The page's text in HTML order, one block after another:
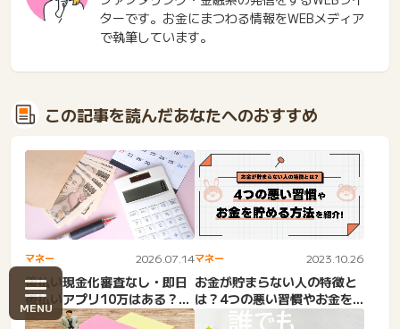
ターです。お金にまつわる情報をWEBメディア
で執筆しています。
この記事を読んだあなたへのおすすめ
マネー 2026.07.14
後払い現金化審査なし・即日
後払いアプリ10万はある？ツ
ケ払いですぐに現金化。少...
マネー 2023.10.26
お金が貯まらない人の特徴と
は？4つの悪い習慣やお金を
貯める方法を紹介！